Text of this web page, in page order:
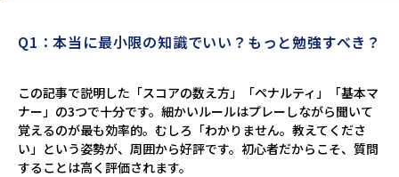
Q1：本当に最小限の知識でいい？もっと勉強すべき？
この記事で説明した「スコアの数え方」「ペナルティ」「基本マ
ナー」の3つで十分です。細かいルールはプレーしながら聞いて
覚えるのが最も効率的。むしろ「わかりません。教えてくださ
い」という姿勢が、周囲から好評です。初心者だからこそ、質問
することは高く評価されます。